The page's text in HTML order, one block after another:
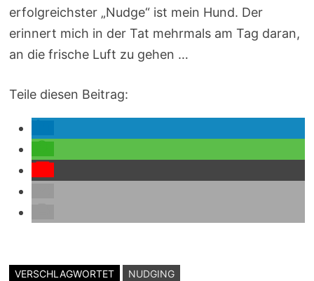
erfolgreichster „Nudge“ ist mein Hund. Der
erinnert mich in der Tat mehrmals am Tag daran,
an die frische Luft zu gehen …
Teile diesen Beitrag:
VERSCHLAGWORTET NUDGING